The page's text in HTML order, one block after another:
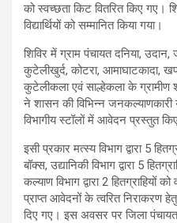
को स्वच्छता किट वितरित किए गए।
विद्यार्थियों को सम्मानित किया गया।
शिविर में ग्राम पंचायत दनिया,
कुटेलीखुर्द, कोटरा, आमाघाटकादा,
कुटेलीकला एवं साल्हेकला के ग्रामीण
ने शासन की विभिन्न जनकल्याणकारी
विभागीय स्टॉलों में आवेदन प्रस्तुत
इसी प्रकार मत्स्य विभाग द्वारा 5
बॉक्स, उद्यानिकी विभाग द्वारा 5
कल्याण विभाग द्वारा 2 हितग्राहियों
प्राप्त आवेदनों के त्वरित निराकरण
दिए गए। इस अवसर पर जिला